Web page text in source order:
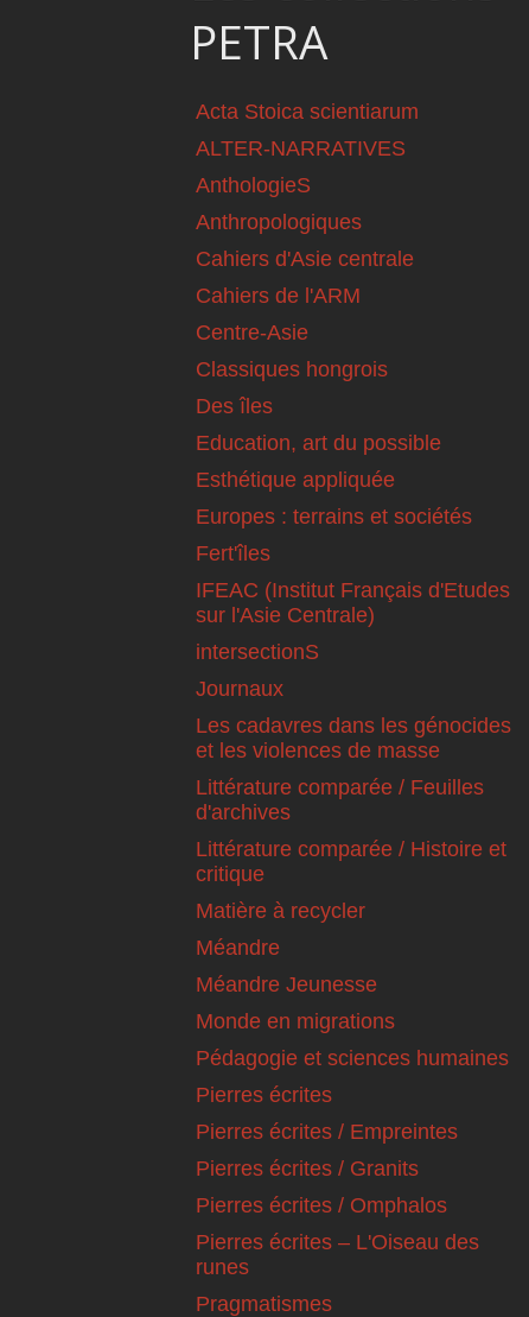
PETRA
Acta Stoica scientiarum
ALTER-NARRATIVES
AnthologieS
Anthropologiques
Cahiers d'Asie centrale
Cahiers de l'ARM
Centre-Asie
Classiques hongrois
Des îles
Education, art du possible
Esthétique appliquée
Europes : terrains et sociétés
Fert'îles
IFEAC (Institut Français d'Etudes
sur l'Asie Centrale)
intersectionS
Journaux
Les cadavres dans les génocides
et les violences de masse
Littérature comparée / Feuilles
d'archives
Littérature comparée / Histoire et
critique
Matière à recycler
Méandre
Méandre Jeunesse
Monde en migrations
Pédagogie et sciences humaines
Pierres écrites
Pierres écrites / Empreintes
Pierres écrites / Granits
Pierres écrites / Omphalos
Pierres écrites – L'Oiseau des
runes
Pragmatismes